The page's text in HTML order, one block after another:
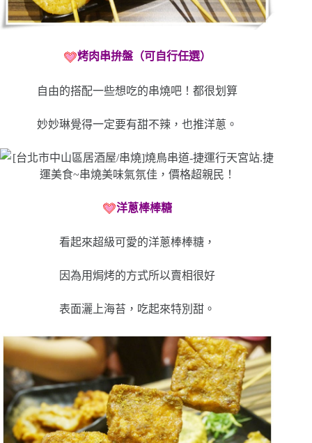
烤肉串拚盤（可自行任選）
自由的搭配一些想吃的串燒吧！都很划算
妙妙琳覺得一定要有甜不辣，也推洋蔥。
洋蔥棒棒糖
看起來超級可愛的洋蔥棒棒糖，
因為用焗烤的方式所以賣相很好
表面灑上海苔，吃起來特別甜。